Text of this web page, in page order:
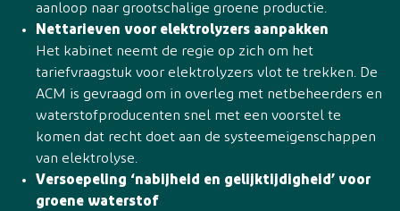
aanloop naar grootschalige groene productie.
Nettarieven voor elektrolyzers aanpakken
Het kabinet neemt de regie op zich om het
tariefvraagstuk voor elektrolyzers vlot te trekken. De
ACM is gevraagd om in overleg met netbeheerders en
waterstofproducenten snel met een voorstel te
komen dat recht doet aan de systeemeigenschappen
van elektrolyse.
Versoepeling ‘nabijheid en gelijktijdigheid’ voor
groene waterstof